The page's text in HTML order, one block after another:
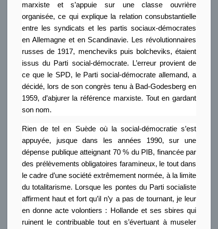
marxiste et s’appuie sur une classe ouvrière
organisée, ce qui explique la relation consubstantielle
entre les syndicats et les partis sociaux-démocrates
en Allemagne et en Scandinavie. Les révolutionnaires
russes de 1917, mencheviks puis bolcheviks, étaient
issus du Parti social-démocrate. L’erreur provient de
ce que le SPD, le Parti social-démocrate allemand, a
décidé, lors de son congrès tenu à Bad-Godesberg en
1959, d’abjurer la référence marxiste. Tout en gardant
son nom.
Rien de tel en Suède où la social-démocratie s’est
appuyée, jusque dans les années 1990, sur une
dépense publique atteignant 70 % du PIB, financée par
des prélèvements obligatoires faramineux, le tout dans
le cadre d’une société extrêmement normée, à la limite
du totalitarisme. Lorsque les pontes du Parti socialiste
affirment haut et fort qu’il n’y a pas de tournant, je leur
en donne acte volontiers : Hollande et ses sbires qui
ruinent le contribuable tout en s’évertuant à museler